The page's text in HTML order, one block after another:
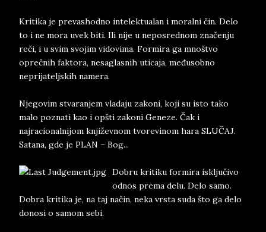
Kritika je prevashodno intelektualan i moralni čin. Delo
to i ne mora uvek biti. Ili nije u neposrednom značenju
reči, i u svim svojim vidovima. Formira ga mnoštvo
oprečnih faktora, nesaglasnih uticaja, međusobno
neprijateljskih namera.
Njegovim stvaranjem vladaju zakoni, koji su isto tako
malo poznati kao i opšti zakoni Geneze. Čak i
najracionalnijom književnom tvorevinom hara SLUČAJ.
Satana, gde je PLAN – Bog...
Dobru kritiku formira isključivo
odnos prema delu. Delo samo.
Dobra kritika je, na taj način, neka vrsta suda što ga delo
donosi o samom sebi.